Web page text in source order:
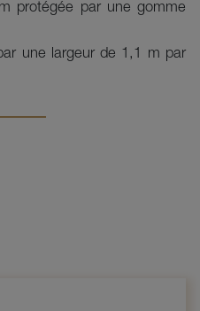
protégée par une gomme
une largeur de 1,1 m par